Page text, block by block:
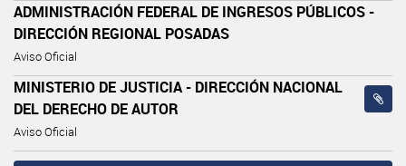
ADMINISTRACIÓN FEDERAL DE INGRESOS PÚBLICOS -
DIRECCIÓN REGIONAL POSADAS
Aviso Oficial
MINISTERIO DE JUSTICIA - DIRECCIÓN NACIONAL
DEL DERECHO DE AUTOR
Aviso Oficial